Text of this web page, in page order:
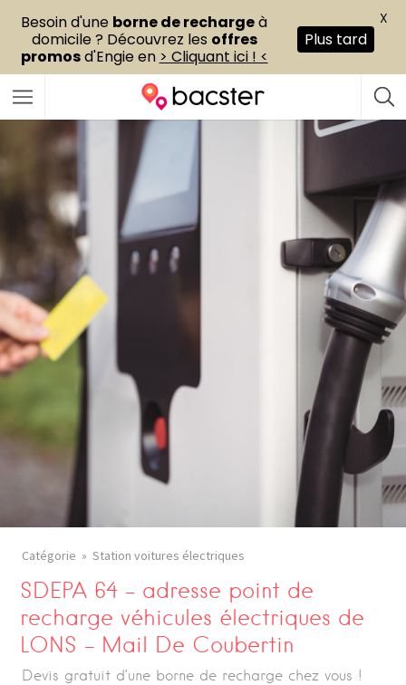
Catégorie Station voitures électriques
SDEPA 64 – adresse point de
recharge véhicules électriques de
LONS – Mail De Coubertin
Devis gratuit d’une borne de recharge chez vous !
Besoin d'une borne de rechargeà
domicile ? Découvrez les offres
promosd'Engie en > Cliquant ici ! <
Plus tard
X